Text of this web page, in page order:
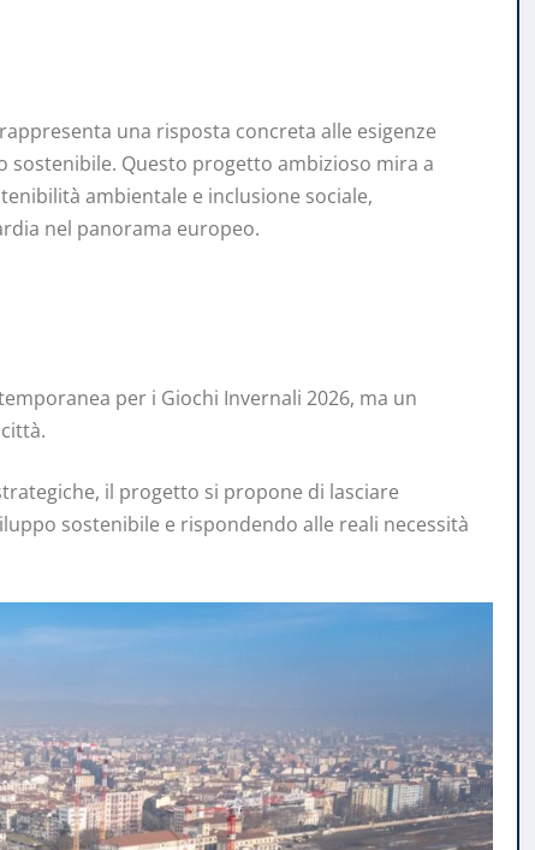
una risposta concreta alle esigenze
Questo progetto ambizioso mira a
ambientale e inclusione sociale,
nel panorama europeo.
per i Giochi Invernali 2026, ma un
il progetto si propone di lasciare
sostenibile e rispondendo alle reali necessità